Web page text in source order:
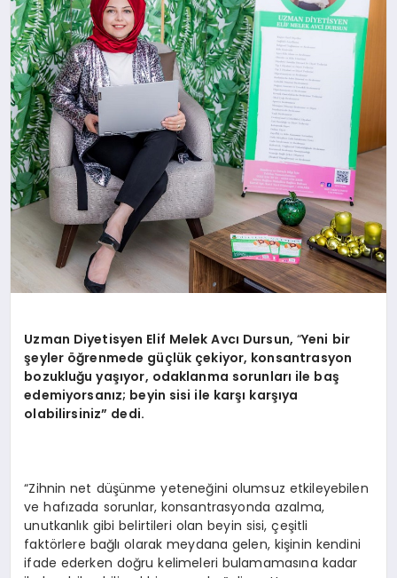
Uzman Diyetisyen Elif Melek Avcı Dursun, “Yeni bir
şeyler öğrenmede güçlük çekiyor, konsantrasyon
bozukluğu yaşıyor, odaklanma sorunları ile baş
edemiyorsanız; beyin sisi ile karşı karşıya
olabilirsiniz” dedi.
“Zihnin net düşünme yeteneğini olumsuz etkileyebilen
ve hafızada sorunlar, konsantrasyonda azalma,
unutkanlık gibi belirtileri olan beyin sisi, çeşitli
faktörlere bağlı olarak meydana gelen, kişinin kendini
ifade ederken doğru kelimeleri bulamamasına kadar